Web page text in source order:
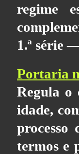
regime
1.ª série
Portaria
Regula o
idade,
processo
termos e